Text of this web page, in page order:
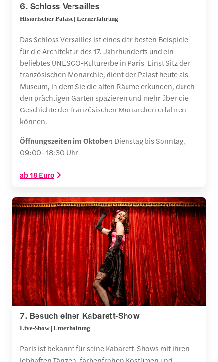
6. Schloss Versailles
Historischer Palast | Lernerfahrung
Das Schloss Versailles ist eines der besten Beispiele
für die Architektur des 17. Jahrhunderts und ein
beliebtes UNESCO-Kulturerbe in Paris. Einst Sitz der
französischen Monarchie, dient der Palast heute als
Museum, in dem Sie die alten Räume erkunden, durch
den prächtigen Garten spazieren und mehr über die
Geschichte der französischen Monarchen erfahren
können.
Öffnungszeiten im Oktober: Dienstag bis Sonntag,
09:00–18:30 Uhr
ab 18 Euro
7. Besuch einer Kabarett-Show
Live-Show | Unterhaltung
Paris ist bekannt für seine Kabarett-Shows mit ihren
lebhaften Tänzen, farbenfrohen Kostümen und